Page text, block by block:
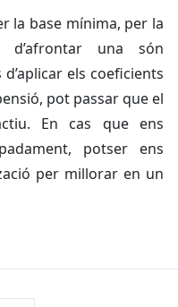
la base mínima, per la
una són
els coeficients
pot passar que el
En cas que ens
potser ens
per millorar en un